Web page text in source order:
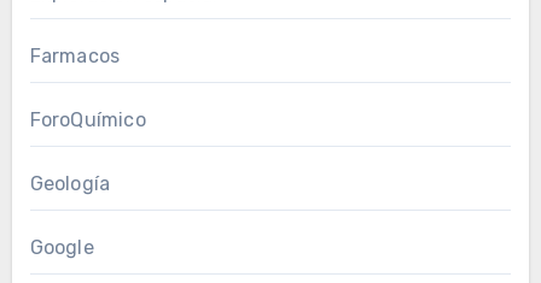
Farmacos
ForoQuímico
Geología
Google